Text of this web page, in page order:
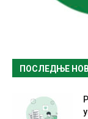
ПОСЛЕДЊЕ